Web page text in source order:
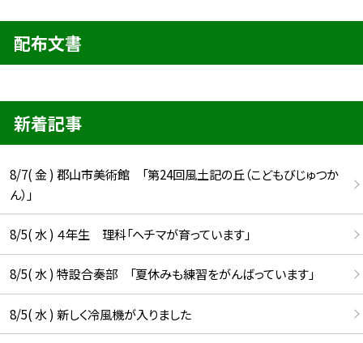
配布文書
新着記事
8/7( 金 ) 郡山市美術館 「第24回風土記の丘（こどもびじゅつか
ん）」
8/5( 水 ) ４年生 理科「ヘチマが育っています」
8/5( 水 ) 特設合奏部 「夏休みも練習をがんばっています」
8/5( 水 ) 新しく冷風機が入りました